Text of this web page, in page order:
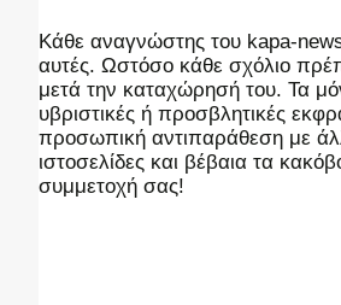
Kάθε αναγνώστης του kapa-
αυτές. Ωστόσο κάθε σχόλιο
μετά την καταχώρησή του. Τα
υβριστικές ή προσβλητικές
προσωπική αντιπαράθεση με
ιστοσελίδες και βέβαια τα
συμμετοχή σας!